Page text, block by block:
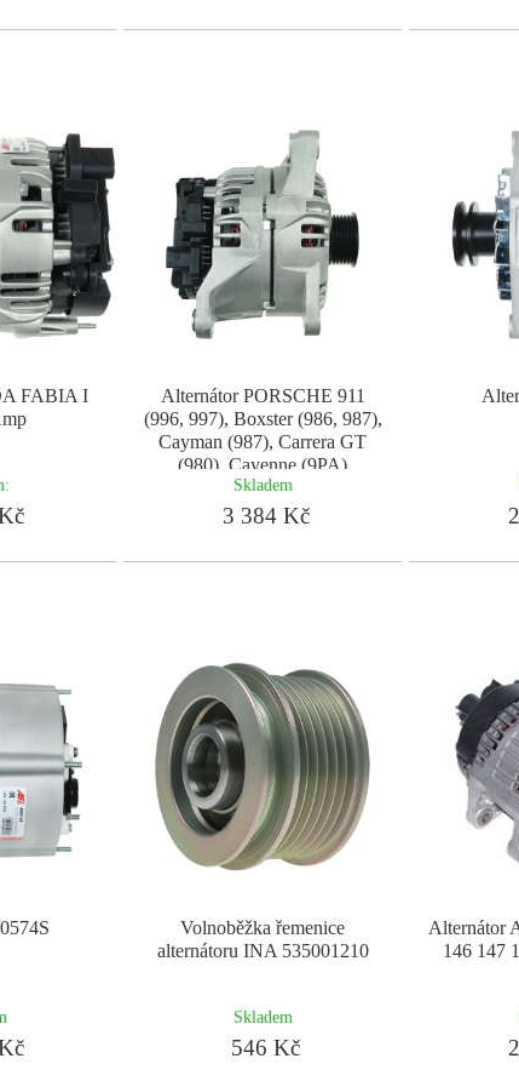
FABIA I
Alternátor PORSCHE 911
(996, 997), Boxster (986, 987),
Cayman (987), Carrera GT
(980), Cayenne (9PA)
Skladem
3 384 Kč
Volnoběžka řemenice
alternátoru INA 535001210
Skladem
546 Kč
Alternátor
146 147